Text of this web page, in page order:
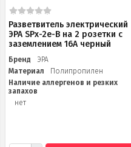
Разветвитель электрический
ЭРА SPx-2e-B на 2 розетки с
заземлением 16А черный
Бренд
ЭРА
Материал
Полипропилен
Наличие аллергенов и резких
запахов
нет